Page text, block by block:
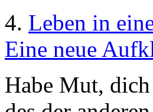
4. Leben in
Eine neue
Habe Mut, dich